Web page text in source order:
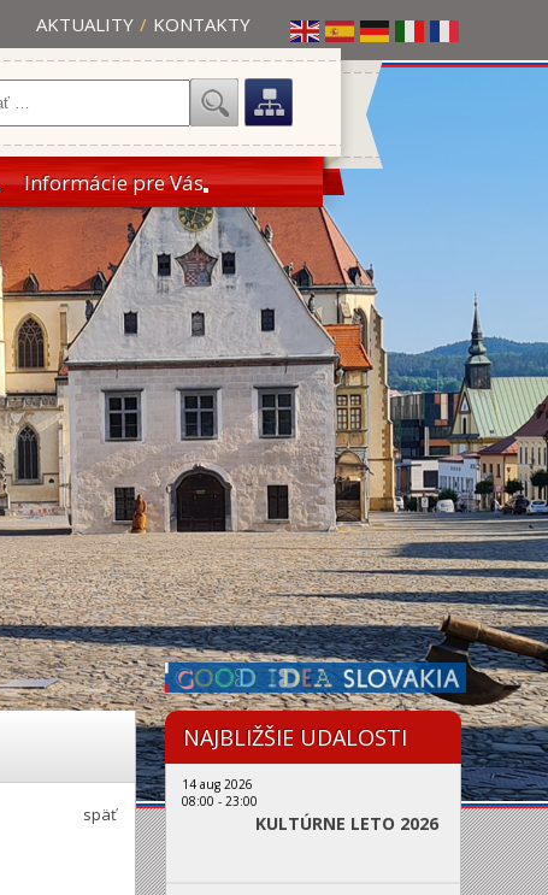
AKTUALITY / KONTAKTY
Informácie pre Vás
späť
NAJBLIŽŠIE UDALOSTI
14 aug 2026
08:00 - 23:00
KULTÚRNE LETO 2026